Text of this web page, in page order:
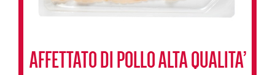
AFFETTATO DI POLLO ALTA QUALITA’